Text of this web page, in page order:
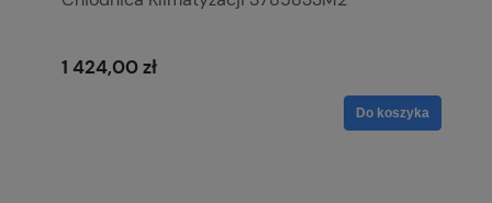
1 424,00 zł
Do koszyka